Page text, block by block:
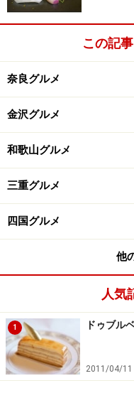
テーブルにつくと、ま
温かい奈良吉野産の御
コースは、ランチコー
ースが13,000円(税+サ
ランチコースからの御
定番の「イタリア産
葉」と名付けられた
「牛蒡」「パプリカ」
られています。
ダイニングの窓から
この記
奈良グルメ
金沢グルメ
和歌山グルメ
三重グルメ
四国グルメ
他
人気
1 ドゥブル
2011/04/11